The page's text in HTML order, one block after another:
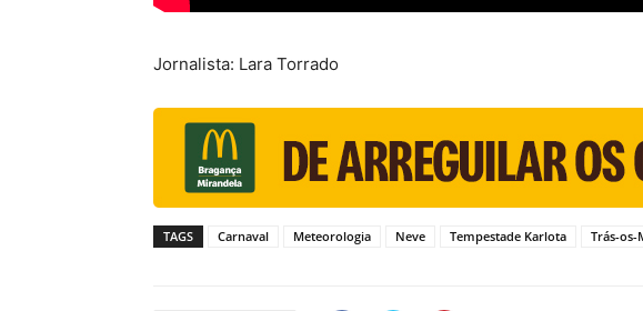
Jornalista: Lara Torrado
TAGS Carnaval Meteorologia Neve Tempestade Karlota Trás-os-